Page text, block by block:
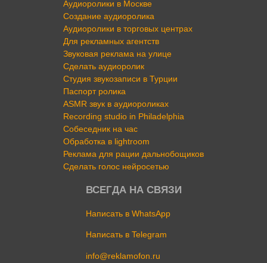
Аудиоролики в Москве
Создание аудиоролика
Аудиоролики в торговых центрах
Для рекламных агентств
Звуковая реклама на улице
Сделать аудиоролик
Студия звукозаписи в Турции
Паспорт ролика
ASMR звук в аудиороликах
Recording studio in Philadelphia
Собеседник на час
Обработка в lightroom
Реклама для рации дальнобощиков
Сделать голос нейросетью
ВСЕГДА НА СВЯЗИ
Написать в WhatsApp
Написать в Telegram
info@reklamofon.ru